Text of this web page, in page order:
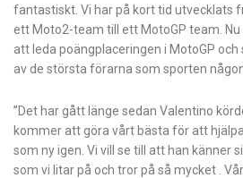
fantastiskt. Vi har på kort tid utvecklats
ett Moto2-team till ett MotoGP team.
att leda poängplaceringen i MotoGP
av de största förarna som sporten
”Det har gått länge sedan Valentino
kommer att göra vårt bästa för att
som ny igen. Vi vill se till att han känner
som vi litar på och tror på så mycket .